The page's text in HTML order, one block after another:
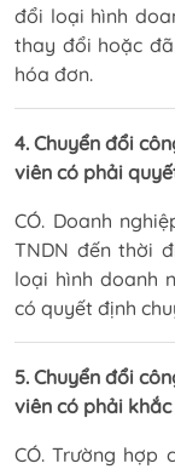
đổi loại hình
thay đổi hoặc
hóa đơn.
4. Chuyển đổi
viên có phải
CÓ. Doanh
TNDN đến thời
loại hình doanh
có quyết định
5. Chuyển đổi
viên có phải
CÓ. Trường hợp